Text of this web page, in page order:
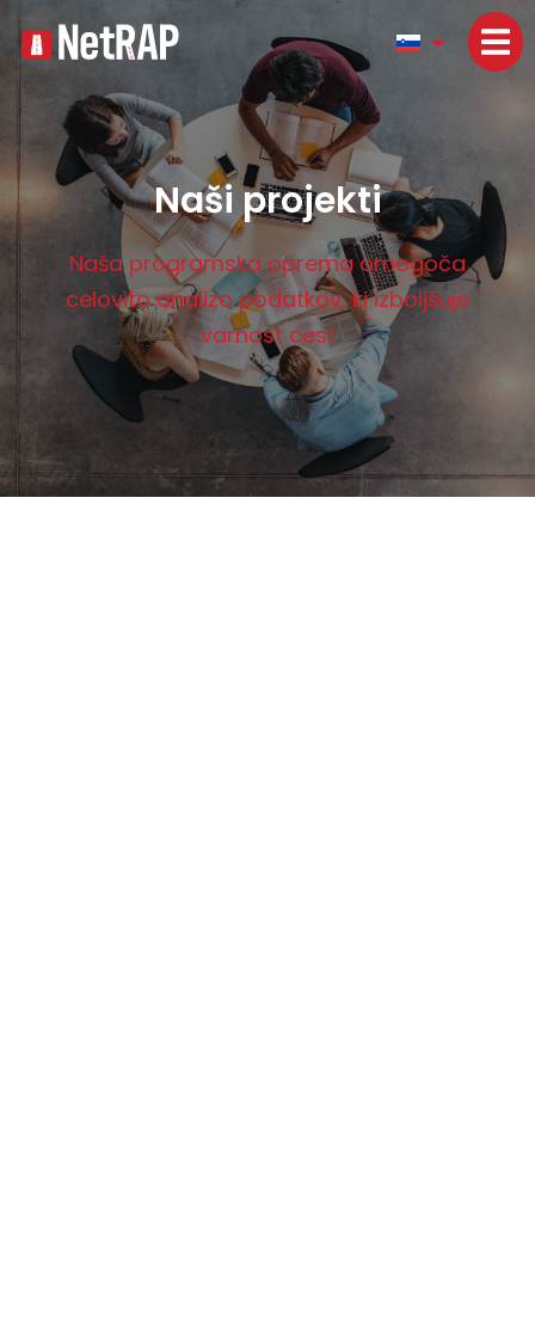
Naši projekti
Naša programska oprema omogoča
celovito analizo podatkov, ki izboljšuje
varnost cest